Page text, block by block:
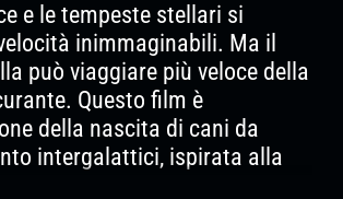
e le tempeste stellari si
inimmaginabili. Ma il
può viaggiare più veloce della
Questo film è
della nascita di cani da
intergalattici, ispirata alla